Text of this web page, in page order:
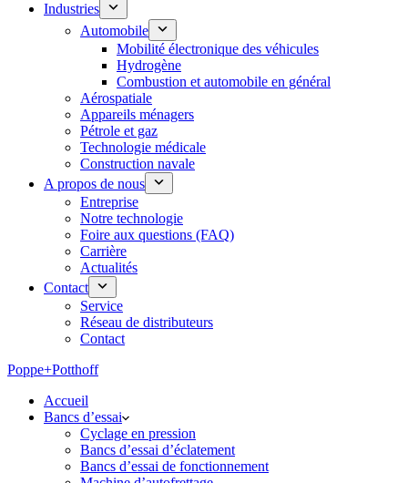
Industries
Automobile
Mobilité électronique des véhicules
Hydrogène
Combustion et automobile en général
Aérospatiale
Appareils ménagers
Pétrole et gaz
Technologie médicale
Construction navale
A propos de nous
Entreprise
Notre technologie
Foire aux questions (FAQ)
Carrière
Actualités
Contact
Service
Réseau de distributeurs
Contact
Poppe+Potthoff
Accueil
Bancs d’essai
Cyclage en pression
Bancs d’essai d’éclatement
Bancs d’essai de fonctionnement